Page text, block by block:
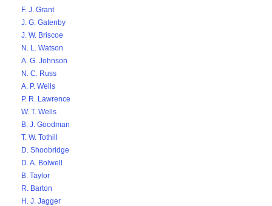
F. J. Grant
J. G. Gatenby
J. W. Briscoe
N. L. Watson
A. G. Johnson
N. C. Russ
A. P. Wells
P. R. Lawrence
W. T. Wells
B. J. Goodman
T. W. Tothill
D. Shoobridge
D. A. Bolwell
B. Taylor
R. Barton
H. J. Jagger